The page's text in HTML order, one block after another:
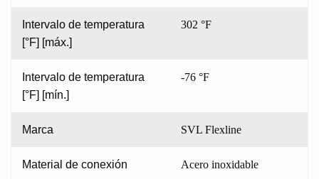
Intervalo de temperatura
[°F] [máx.]
302 °F
Intervalo de temperatura
[°F] [mín.]
-76 °F
Marca SVL Flexline
Material de conexión Acero inoxidable